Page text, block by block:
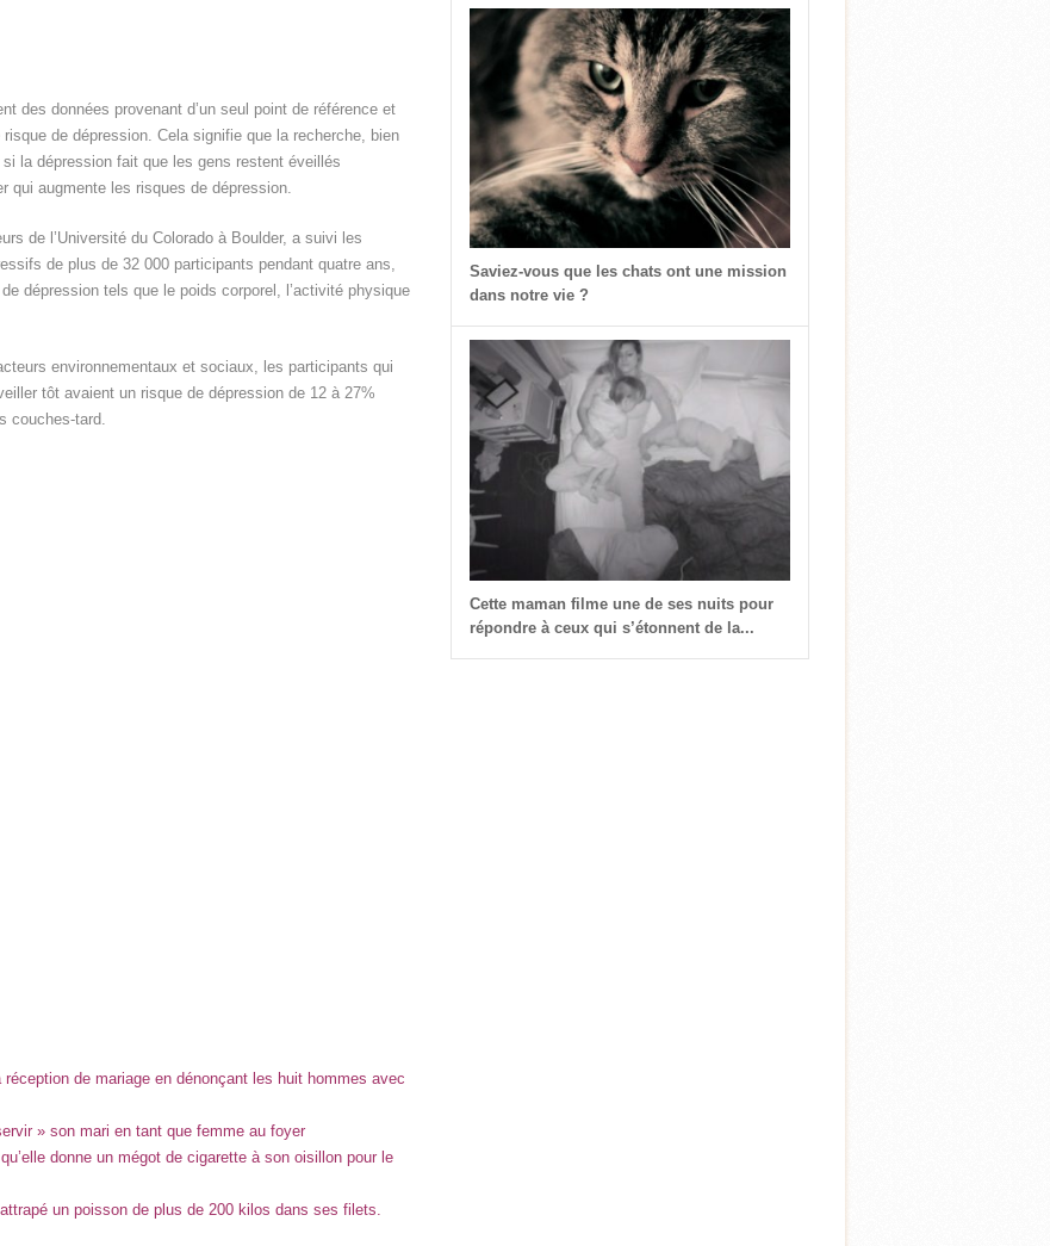
des données provenant d’un seul point de référence et
de dépression. Cela signifie que la recherche, bien
la dépression fait que les gens restent éveillés
qui augmente les risques de dépression.
de l’Université du Colorado à Boulder, a suivi les
de plus de 32 000 participants pendant quatre ans,
dépression tels que le poids corporel, l’activité physique
environnementaux et sociaux, les participants qui
tôt avaient un risque de dépression de 12 à 27%
couches-tard.
de mariage en dénonçant les huit hommes avec
» son mari en tant que femme au foyer
donne un mégot de cigarette à son oisillon pour le
un poisson de plus de 200 kilos dans ses filets.
Saviez-vous que les chats ont une mission
dans notre vie ?
Cette maman filme une de ses nuits pour
répondre à ceux qui s’étonnent de la...